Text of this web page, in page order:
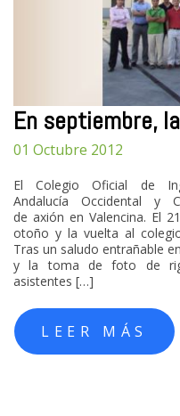
En septiembre,
01 Octubre 2012
El Colegio Oficial de
Andalucía Occidental y
de axión en Valencina. El
otoño y la vuelta al
Tras un saludo entrañable
y la toma de foto de
asistentes […]
LEER MÁS